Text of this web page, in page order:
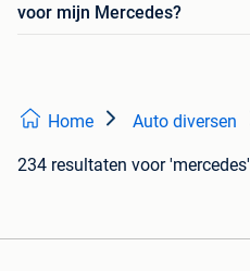
voor mijn Mercedes?
Home Auto diversen
234 resultaten voor 'mercedes'